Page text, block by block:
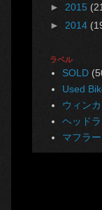
► 2015
► 2014
ラベル
SOLD
Used
ウィン
ヘッドラ
マフラー